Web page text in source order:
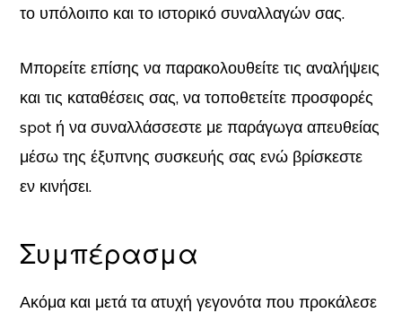
το υπόλοιπο και το ιστορικό συναλλαγών σας.
Μπορείτε επίσης να παρακολουθείτε τις αναλήψεις
και τις καταθέσεις σας, να τοποθετείτε προσφορές
spot ή να συναλλάσσεστε με παράγωγα απευθείας
μέσω της έξυπνης συσκευής σας ενώ βρίσκεστε
εν κινήσει.
Συμπέρασμα
Ακόμα και μετά τα ατυχή γεγονότα που προκάλεσε